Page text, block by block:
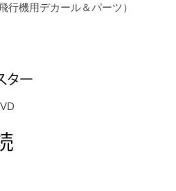
行機用デカール＆パーツ）